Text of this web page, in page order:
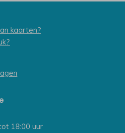
kaarten?
18:00 uur